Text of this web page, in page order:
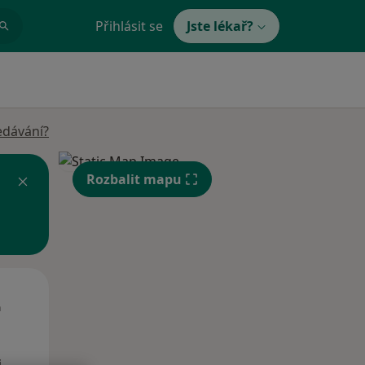
Přihlásit se Jste lékař?
Rozbalit mapu